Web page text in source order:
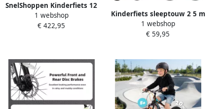
SnelShoppen Kinderfiets 12
Inch Fiets 3 Jaar met
Zijwieltjes Terugtraprem
1 webshop
€ 422,95
Kinderfiets sleeptouw 2 5 m
draagbaar sleeptouw fiets
draagvermogen 226 kg
1 webshop
€ 59,95